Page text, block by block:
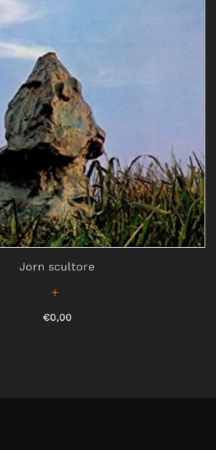
Jorn scultore
€0,00